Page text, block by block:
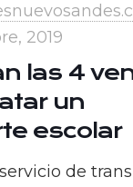
2019
las 4
un
escolar
de